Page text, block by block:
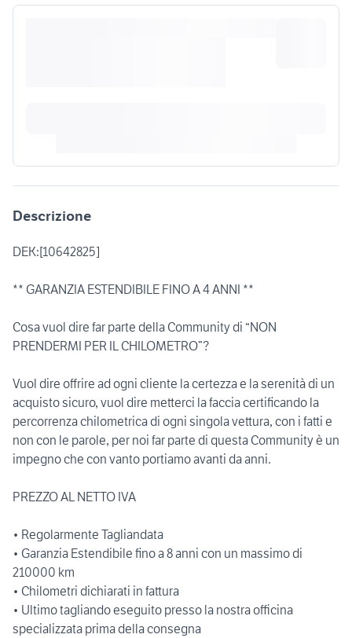
Descrizione
DEK:[10642825]
** GARANZIA ESTENDIBILE FINO A 4 ANNI **
Cosa vuol dire far parte della Community di “NON
PRENDERMI PER IL CHILOMETRO”?
Vuol dire offrire ad ogni cliente la certezza e la serenità di un
acquisto sicuro, vuol dire metterci la faccia certificando la
percorrenza chilometrica di ogni singola vettura, con i fatti e
non con le parole, per noi far parte di questa Community è un
impegno che con vanto portiamo avanti da anni.
PREZZO AL NETTO IVA
• Regolarmente Tagliandata
• Garanzia Estendibile fino a 8 anni con un massimo di
210000 km
• Chilometri dichiarati in fattura
• Ultimo tagliando eseguito presso la nostra officina
specializzata prima della consegna